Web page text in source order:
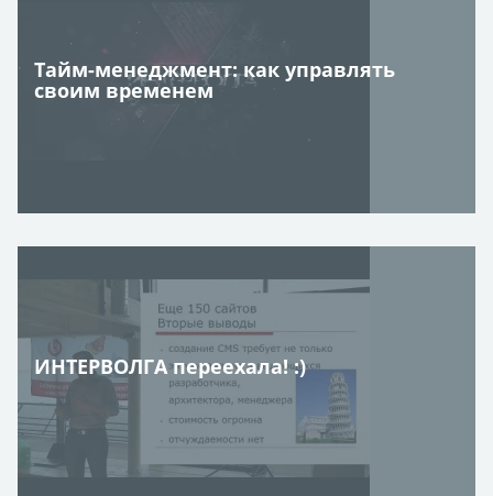
Тайм-менеджмент: как управлять
своим временем
ИНТЕРВОЛГА переехала! :)